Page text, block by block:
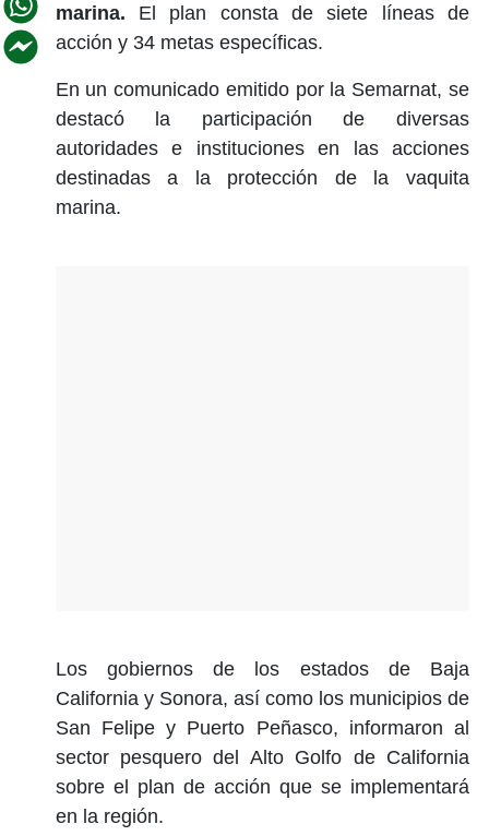
marina. El plan consta de siete líneas de
acción y 34 metas específicas.
En un comunicado emitido por la Semarnat, se
destacó la participación de diversas
autoridades e instituciones en las acciones
destinadas a la protección de la vaquita
marina.
Los gobiernos de los estados de Baja
California y Sonora, así como los municipios de
San Felipe y Puerto Peñasco, informaron al
sector pesquero del Alto Golfo de California
sobre el plan de acción que se implementará
en la región.